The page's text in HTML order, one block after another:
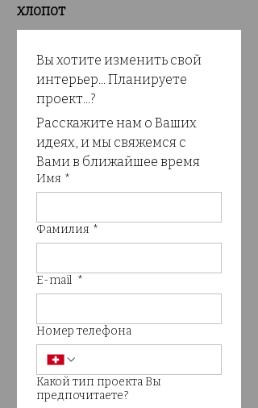
хлопот
Вы хотите изменить свой
интерьер... Планируете
Расскажите нам о Ваших
идеях, и мы свяжемся с
Имя *
Фамилия *
E-mail *
Номер телефона
Какой тип проекта Вы
предпочитаете?